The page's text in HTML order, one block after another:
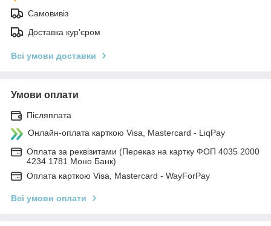
Самовивіз
Доставка кур'єром
Всі умови доставки
Умови оплати
Післяплата
Онлайн-оплата карткою Visa, Mastercard - LiqPay
Оплата за реквізитами (Переказ на картку ФОП 4035 2000
4234 1781 Моно Банк)
Оплата карткою Visa, Mastercard - WayForPay
Всі умови оплати